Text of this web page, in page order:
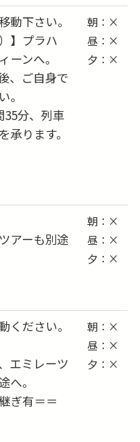
動下さい。
】プラハ
ーンへ。
、ご自身で
。
分、列車
承ります。
朝：×
昼：×
夕：×
アーも別途
朝：×
昼：×
夕：×
ください。
エミレーツ
へ。
ぎ有＝＝
朝：×
昼：×
夕：×